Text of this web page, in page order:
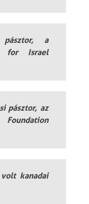
a
for Israel
pásztor, az
kanadai